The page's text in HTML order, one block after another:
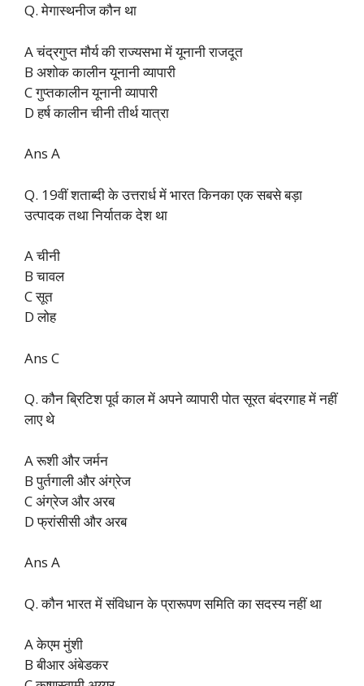
Q. मेगास्थनीज कौन था
A चंद्रगुप्त मौर्य की राज्यसभा में यूनानी राजदूत
B अशोक कालीन यूनानी व्यापारी
C गुप्तकालीन यूनानी व्यापारी
D हर्ष कालीन चीनी तीर्थ यात्रा
Ans A
Q. 19वीं शताब्दी के उत्तरार्ध में भारत किनका एक सबसे बड़ा
उत्पादक तथा निर्यातक देश था
A चीनी
B चावल
C सूत
D लोह
Ans C
Q. कौन ब्रिटिश पूर्व काल में अपने व्यापारी पोत सूरत बंदरगाह में नहीं
लाए थे
A रूशी और जर्मन
B पुर्तगाली और अंग्रेज
C अंग्रेज और अरब
D फ्रांसीसी और अरब
Ans A
Q. कौन भारत में संविधान के प्रारूपण समिति का सदस्य नहीं था
A केएम मुंशी
B बीआर अंबेडकर